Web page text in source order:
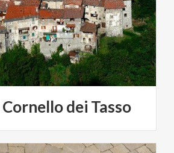
Cornellodei Tasso